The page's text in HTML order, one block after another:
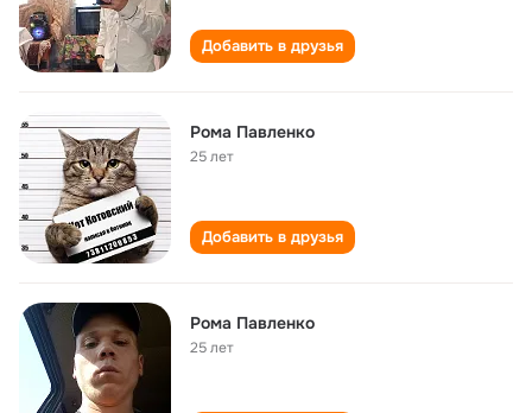
Добавить в друзья
Рома Павленко
25 лет
Добавить в друзья
Рома Павленко
25 лет